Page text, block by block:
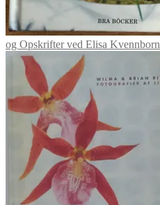
og Opskrifter ved Elisa Kvennborn